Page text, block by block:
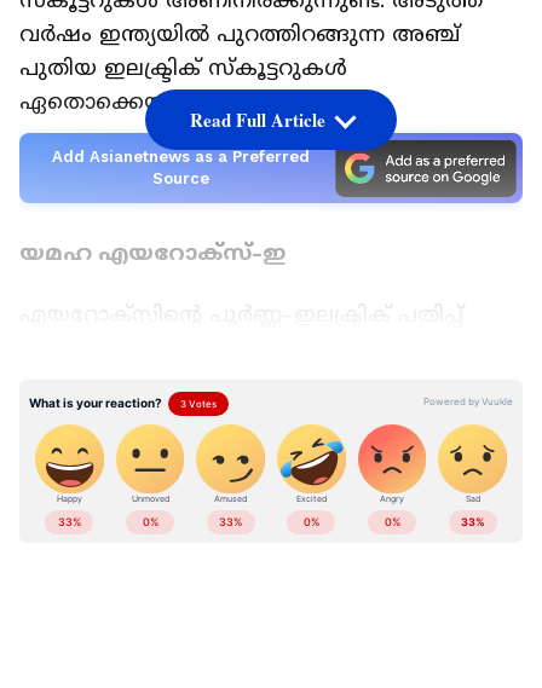
വർഷം ഇന്ത്യയിൽ പുറത്തിറങ്ങുന്ന അഞ്ച്
പുതിയ ഇലക്ട്രിക് സ്‍കൂട്ടറുകൾ
ഏതൊക്കെയാണെന്ന് നോക്കാം.
Add Asianetnews as a Preferred
Source
യമഹ എയറോക്സ്-ഇ
എയറോക്‌സിന്റെ പൂർണ്ണ-ഇലക്ട്രിക് പതിപ്പ്
വിൽപ്പനയ്‌ക്കെത്താൻ പദ്ധതിയിട്ടിരിക്കുന്ന
എയറോക്‌സ്-ഇയിൽ 3 kWh ബാറ്ററി പായ്ക്ക്
ഉണ്ട്, 9.4 kW ഇലക്ട്രിക് മോട്ടോറുമായി
ഇണചേർന്ന് 48 Nm പീക്ക് ടോർക്ക്
Read Full Article